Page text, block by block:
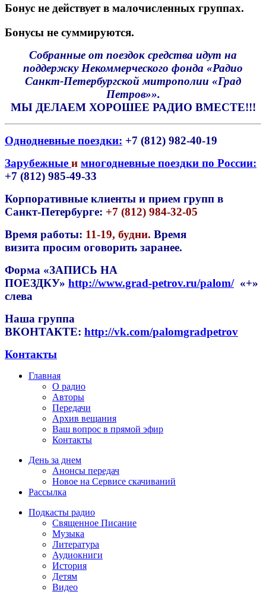
Бонус не действует в малочисленных группах.
Бонусы не суммируются.
Собранные от поездок средства идут на
поддержку Некоммерческого фонда «Радио
Санкт-Петербургской митрополии «Град
Петров»».
МЫ ДЕЛАЕМ ХОРОШЕЕ РАДИО ВМЕСТЕ!!!
Однодневные поездки: +7 (812) 982-40-19
Зарубежные и многодневные поездки по России:
+7 (812) 985-49-33
Корпоративные клиенты и прием групп в
Санкт-Петербурге: +7 (812) 984-32-05
Время работы: 11-19, будни. Время
визита просим оговорить заранее.
Форма «ЗАПИСЬ НА
ПОЕЗДКУ» http://www.grad-petrov.ru/palom/ «+»
слева
Наша группа
ВКОНТАКТЕ: http://vk.com/palomgradpetrov
Контакты
Главная
О радио
Авторы
Передачи
Архив вещания
Ваш вопрос в прямой эфир
Контакты
День за днем
Анонсы передач
Новое на Сервисе скачиваний
Рассылка
Подкасты радио
Священное Писание
Музыка
Литература
Аудиокниги
История
Детям
Видео